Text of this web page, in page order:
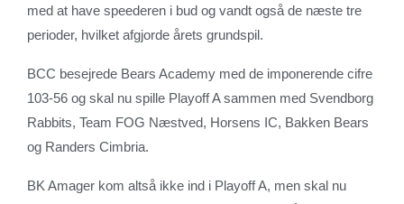
med at have speederen i bud og vandt også de næste tre
perioder, hvilket afgjorde årets grundspil.
BCC besejrede Bears Academy med de imponerende cifre
103-56 og skal nu spille Playoff A sammen med Svendborg
Rabbits, Team FOG Næstved, Horsens IC, Bakken Bears
og Randers Cimbria.
BK Amager kom altså ikke ind i Playoff A, men skal nu